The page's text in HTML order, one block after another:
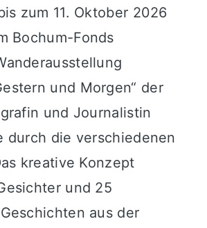
zum 11. Oktober 2026
Bochum-Fonds
und Morgen“ der
und Journalistin
durch die verschiedenen
kreative Konzept
und 25
aus der